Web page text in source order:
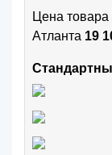
Цена
Атланта 19